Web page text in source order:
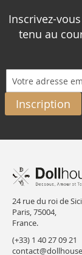
Inscrivez-
tenu au
Inscription
24 rue du roi de
Paris, 75004,
France.
(+33) 1 40 27 09 21